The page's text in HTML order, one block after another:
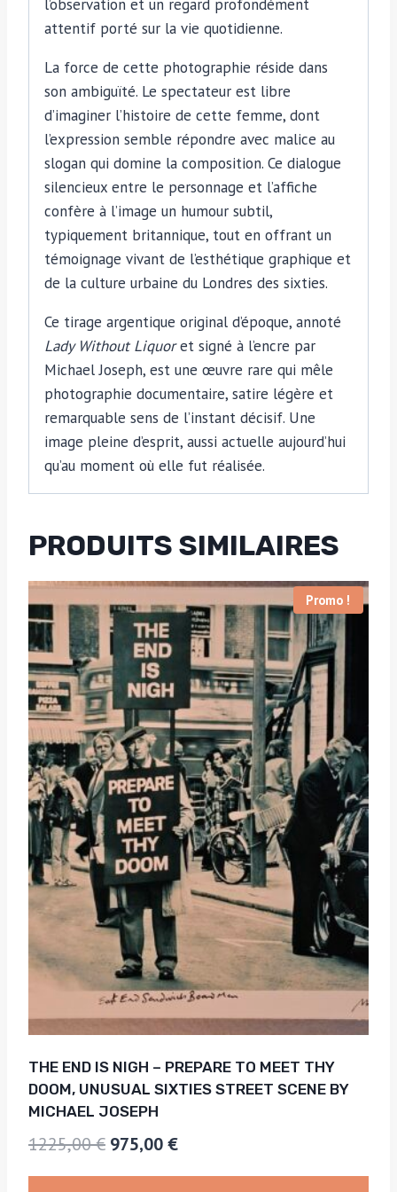
l’observation et un regard profondément
attentif porté sur la vie quotidienne.
La force de cette photographie réside dans
son ambiguïté. Le spectateur est libre
d’imaginer l’histoire de cette femme, dont
l’expression semble répondre avec malice au
slogan qui domine la composition. Ce dialogue
silencieux entre le personnage et l’affiche
confère à l’image un humour subtil,
typiquement britannique, tout en offrant un
témoignage vivant de l’esthétique graphique et
de la culture urbaine du Londres des sixties.
Ce tirage argentique original d’époque, annoté
Lady Without Liquoret signé à l’encre par
Michael Joseph, est une œuvre rare qui mêle
photographie documentaire, satire légère et
remarquable sens de l’instant décisif. Une
image pleine d’esprit, aussi actuelle aujourd’hui
qu’au moment où elle fut réalisée.
PRODUITS SIMILAIRES
Promo !
THE END IS NIGH – PREPARE TO MEET THY
DOOM, UNUSUAL SIXTIES STREET SCENE BY
MICHAEL JOSEPH
1225,00€ Le
prix
975,00€Le
prix